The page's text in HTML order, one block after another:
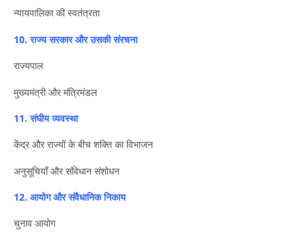
न्यायपालिका की स्वतंत्रता
10. राज्य सरकार और उसकी संरचना
राज्यपाल
मुख्यमंत्री और मंत्रिमंडल
11. संघीय व्यवस्था
केंद्र और राज्यों के बीच शक्ति का विभाजन
अनुसूचियाँ और संविधान संशोधन
12. आयोग और संवैधानिक निकाय
चुनाव आयोग